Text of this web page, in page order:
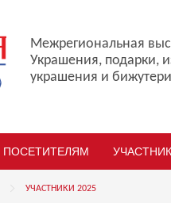
Межрегиональная
Украшения, подарки,
украшения и
ПОСЕТИТЕЛЯМ
УЧАСТНИКИ 2025